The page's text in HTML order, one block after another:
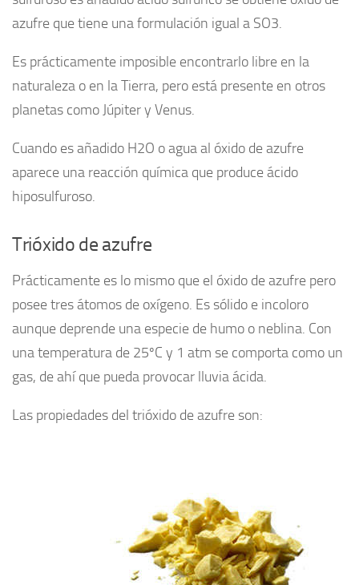
azufre que tiene una formulación igual a SO3.
Es prácticamente imposible encontrarlo libre en la
naturaleza o en la Tierra, pero está presente en otros
planetas como Júpiter y Venus.
Cuando es añadido H2O o agua al óxido de azufre
aparece una reacción química que produce ácido
hiposulfuroso.
Trióxido de azufre
Prácticamente es lo mismo que el óxido de azufre pero
posee tres átomos de oxígeno. Es sólido e incoloro
aunque deprende una especie de humo o neblina. Con
una temperatura de 25ºC y 1 atm se comporta como un
gas, de ahí que pueda provocar lluvia ácida.
Las propiedades del trióxido de azufre son: